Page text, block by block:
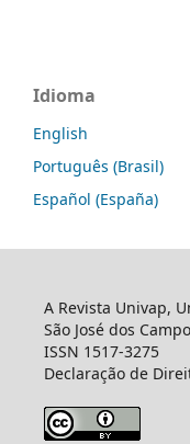
Idioma
English
Português (Brasil)
Español (España)
A Revista Univap,
São José dos
ISSN 1517-3275
Declaração de